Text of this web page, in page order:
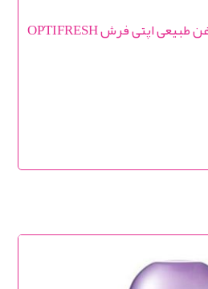
خمیر دندان هربال با روغن طبیعی اپتی فرش OPTIFRESH